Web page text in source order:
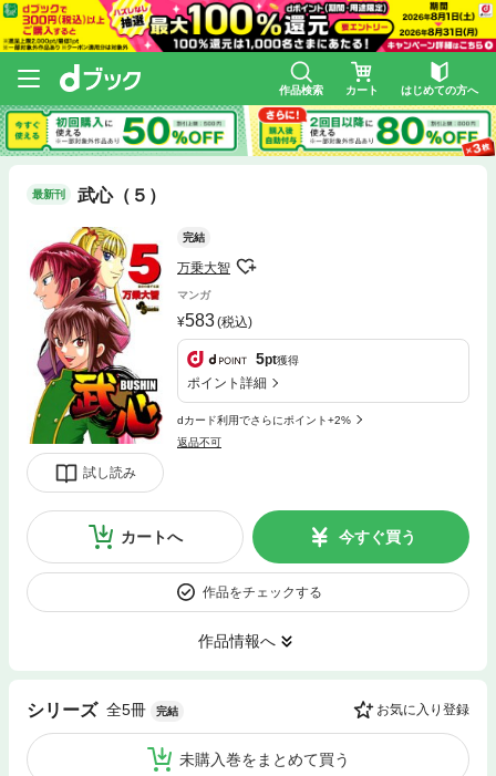
作品検索 カート はじめての方へ
最新刊 武心（５）
試し読み
完結
万乗大智
マンガ
583(税込)
5pt獲得
ポイント詳細
dカード利用でさらにポイント+2%
返品不可
カートへ 今すぐ買う
作品をチェックする
作品情報へ
シリーズ 全5冊 完結 お気に入り登録
未購入巻をまとめて買う